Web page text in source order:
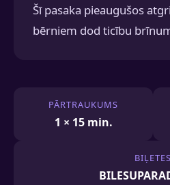
Šī pasaka pieaugušos
bērniem dod ticību
PĀRTRAUKUMS
1 × 15 min.
BIĻETES